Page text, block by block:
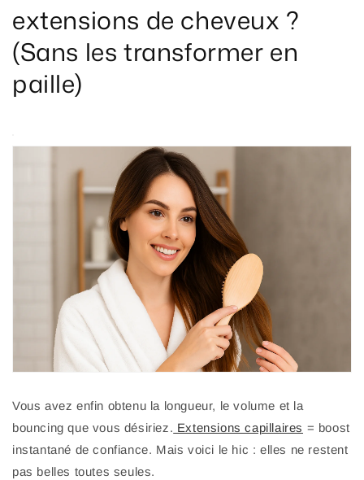
extensions de cheveux ?
(Sans les transformer en
paille)
Vous avez enfin obtenu la longueur, le volume et la
bouncing que vous désiriez. Extensions capillaires = boost
instantané de confiance. Mais voici le hic : elles ne restent
pas belles toutes seules.